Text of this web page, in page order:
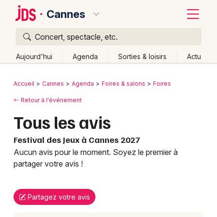
Cannes
Concert, spectacle, etc.
Aujourd'hui Agenda Sorties & loisirs Actu
Publier un événement
Grands événements
Activité & Expérience
Manifestations
Bordeaux
Colmar
Lille
Lyon
Mulhouse
Retour
Accueil Cannes Agenda Foires & salons Foires
Retour à l'événement
Tous les avis
Festival des Jeux à Cannes 2027
Aucun avis pour le moment. Soyez le premier à
partager votre avis !
Partagez votre avis
Quoi ?
Où ?
Cannes et alentours
Changer de lieu
Quand ?
Aujourd'hui
Demain Ce week-end Autre